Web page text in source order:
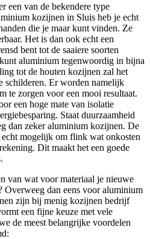
een van de bekendere type
kozijnen in Sluis heb je echt
die je maar kunt vinden. Ze
Het is dan ook echt een
bent tot de saaiere soorten
aluminium tegenwoordig in bijna
tot de houten kozijnen zal het
schilderen. Er worden namelijk
te zorgen voor een mooi resultaat.
een hoge mate van isolatie
Staat duurzaamheid
dan zeker aluminium kozijnen. De
mogelijk om flink wat onkosten
Dit maakt het een goede
van wat voor materiaal je nieuwe
Overweeg dan eens voor aluminium
zijn bij menig kozijnen bedrijf
een fijne keuze met vele
de meest belangrijke voordelen